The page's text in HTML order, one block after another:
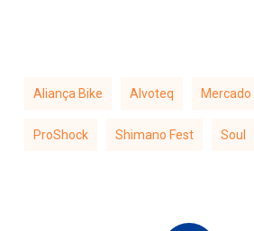
Aliança Bike Alvoteq Mercado
ProShock Shimano Fest Soul